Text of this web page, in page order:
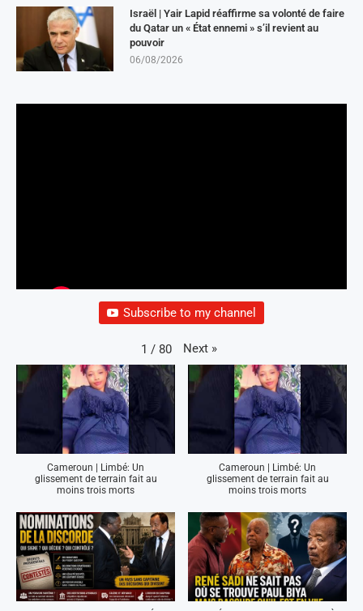
Israël | Yair Lapid réaffirme sa volonté de faire
du Qatar un « État ennemi » s’il revient au
pouvoir
06/08/2026
Subscribe to my channel
1 / 80 Next »
Cameroun | Limbé: Un
glissement de terrain fait au
moins trois morts
Cameroun | Limbé: Un
glissement de terrain fait au
moins trois morts